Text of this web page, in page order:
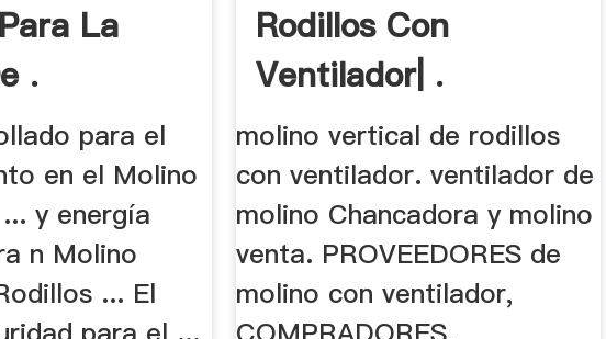
La
.
para el
en el Molino
y energía
n Molino
... El
Rodillos Con
Ventilador| .
molino vertical de rodillos
con ventilador. ventilador de
molino Chancadora y molino
venta. PROVEEDORES de
molino con ventilador,